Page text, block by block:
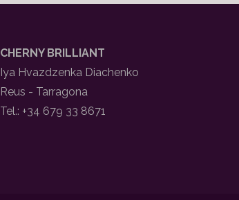
CHERNY BRILLIANT
Iya Hvazdzenka Diachenko
Reus - Tarragona
Tel.: +34 679 33 8671